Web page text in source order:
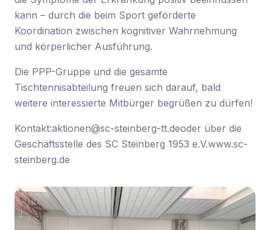
kann – durch die beim Sport geförderte
Koordination zwischen kognitiver Wahrnehmung
und körperlicher Ausführung.
Die PPP-Gruppe und die gesamte
Tischtennisabteilung freuen sich darauf, bald
weitere interessierte Mitbürger begrüßen zu dürfen!
Kontakt:aktionen@sc-steinberg-tt.deoder über die
Geschäftsstelle des SC Steinberg 1953 e.V.www.sc-
steinberg.de